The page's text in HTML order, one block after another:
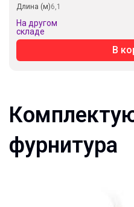
Длина (м)6,1
На другом
складе
В
фурнитура